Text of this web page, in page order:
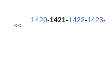
1420-1421-1422-1423-
>>